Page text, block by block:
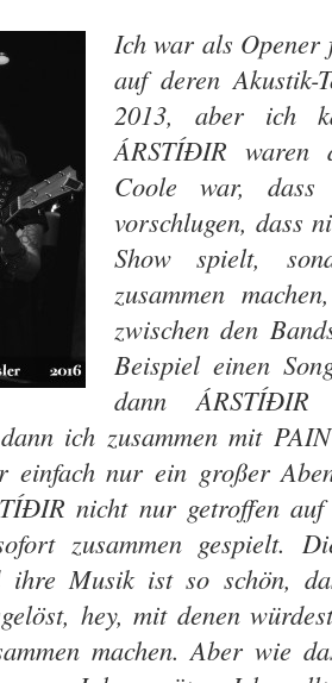
Ich war als
auf deren
2013, aber ich
ÁRSTÍÐIR waren
Coole war, dass
vorschlugen, dass
Show spielt,
zusammen
zwischen den
Beispiel einen
dann
ich zusammen mit
einfach nur ein großer
nicht nur getroffen
zusammen gespielt.
ihre Musik ist so schön,
hey, mit denen
machen. Aber wie